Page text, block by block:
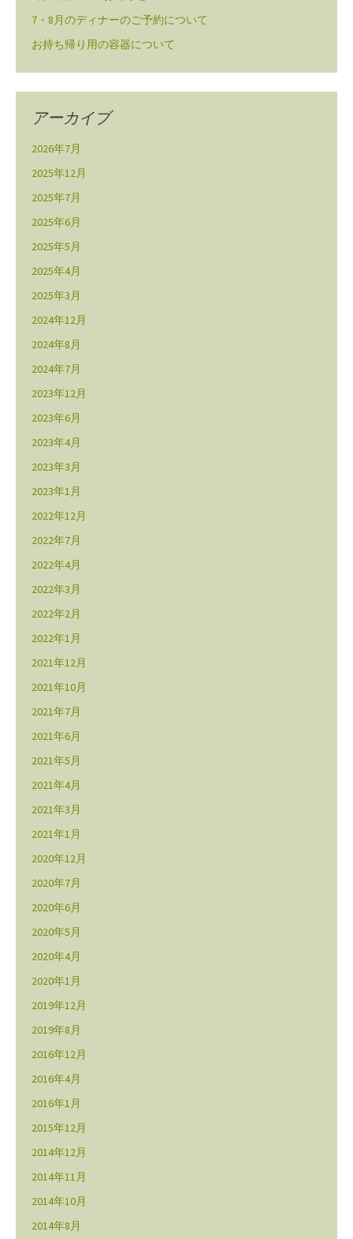
7・8月のディナーのご予約について
お持ち帰り用の容器について
アーカイブ
2026年7月
2025年12月
2025年7月
2025年6月
2025年5月
2025年4月
2025年3月
2024年12月
2024年8月
2024年7月
2023年12月
2023年6月
2023年4月
2023年3月
2023年1月
2022年12月
2022年7月
2022年4月
2022年3月
2022年2月
2022年1月
2021年12月
2021年10月
2021年7月
2021年6月
2021年5月
2021年4月
2021年3月
2021年1月
2020年12月
2020年7月
2020年6月
2020年5月
2020年4月
2020年1月
2019年12月
2019年8月
2016年12月
2016年4月
2016年1月
2015年12月
2014年12月
2014年11月
2014年10月
2014年8月